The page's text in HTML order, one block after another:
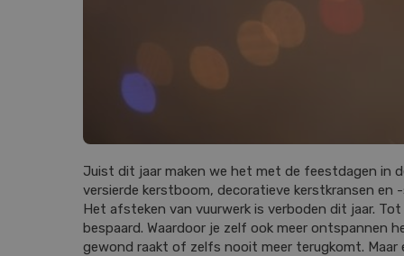
Juist dit jaar maken we het met de feestdagen in
versierde kerstboom, decoratieve kerstkransen en
Het afsteken van vuurwerk is verboden dit jaar.
bespaard. Waardoor je zelf ook meer
gewond raakt of zelfs nooit meer terugkomt. Maar